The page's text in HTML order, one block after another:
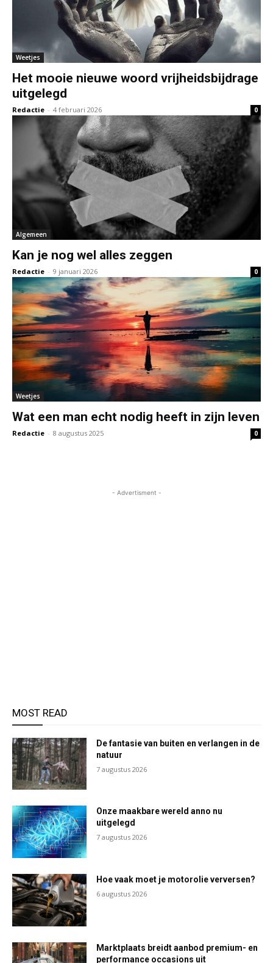
Weetjes
Het mooie nieuwe woord vrijheidsbijdrage
uitgelegd
Redactie - 4 februari 2026 0
Algemeen
Kan je nog wel alles zeggen
Redactie - 9 januari 2026 0
Weetjes
Wat een man echt nodig heeft in zijn leven
Redactie - 8 augustus 2025 0
- Advertisment -
MOST READ
De fantasie van buiten en verlangen in de
natuur
7 augustus 2026
Onze maakbare wereld anno nu
uitgelegd
7 augustus 2026
Hoe vaak moet je motorolie verversen?
6 augustus 2026
Marktplaats breidt aanbod premium- en
performance occasions uit